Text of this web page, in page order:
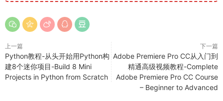
上一篇
Python教程-从头开始用Python构
建8个迷你项目-Build 8 Mini
Projects in Python from Scratch
下一篇
Adobe Premiere Pro CC从入门到
精通高级视频教程-Complete
Adobe Premiere Pro CC Course
– Beginner to Advanced